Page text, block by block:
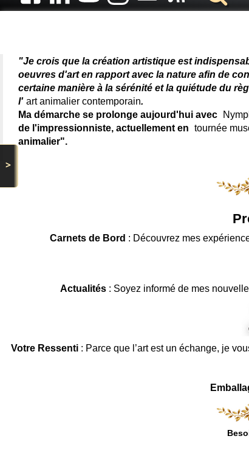
>
"Je crois que la création artistique est
oeuvres d'art en rapport avec la nature afin de
certaine manière à la sérénité et la quiétude du
l' art animalier contemporain.
Ma démarche se prolonge aujourd'hui avec
de l'impressionniste, actuellement en tournée
animalier".
Carnets de Bord : Découvrez mes
Actualités: Soyez informé de mes
Votre Ressenti: Parce que l’art est un échange, je